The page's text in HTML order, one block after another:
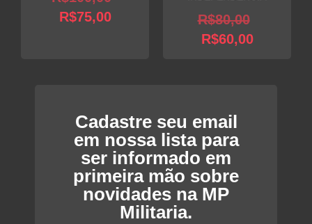
R$75,00O
R$80,00
R$60,00O
Cadastre seu email
em nossa lista para
ser informado em
primeira mão sobre
novidades na MP
Militaria.